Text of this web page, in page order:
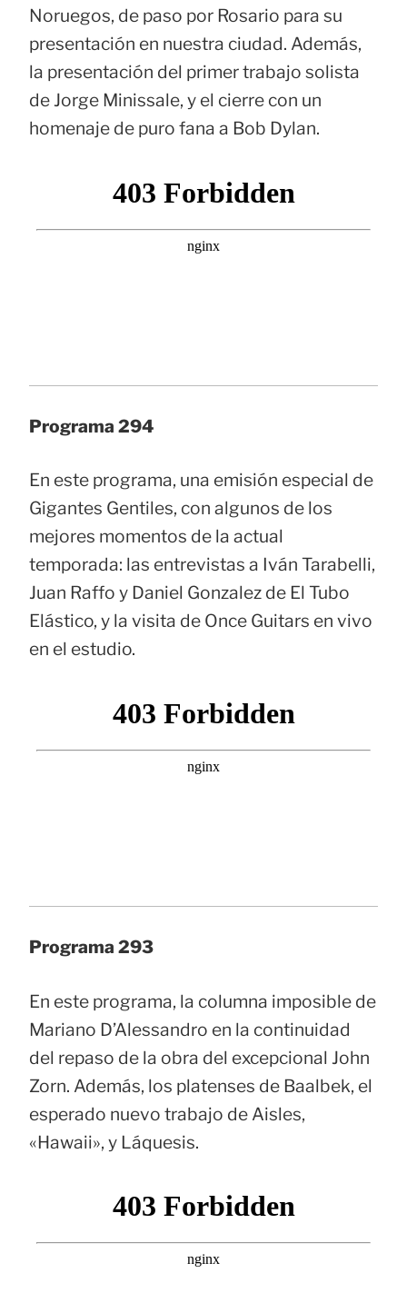
Noruegos, de paso por Rosario para su
presentación en nuestra ciudad. Además,
la presentación del primer trabajo solista
de Jorge Minissale, y el cierre con un
homenaje de puro fana a Bob Dylan.
Programa 294
En este programa, una emisión especial de
Gigantes Gentiles, con algunos de los
mejores momentos de la actual
temporada: las entrevistas a Iván Tarabelli,
Juan Raffo y Daniel Gonzalez de El Tubo
Elástico, y la visita de Once Guitars en vivo
en el estudio.
Programa 293
En este programa, la columna imposible de
Mariano D’Alessandro en la continuidad
del repaso de la obra del excepcional John
Zorn. Además, los platenses de Baalbek, el
esperado nuevo trabajo de Aisles,
«Hawaii», y Láquesis.